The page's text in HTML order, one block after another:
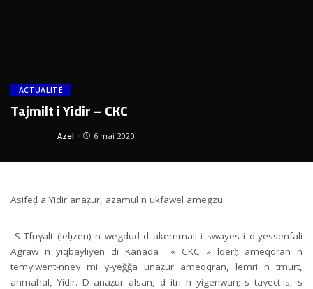
ACTUALITÉ
Tajmilt i Yidir – CKC
Posted
Azel 6 mai 2020
Asifeḍ a Yidir anaẓur, azamul n ukfawel amegzu
S Tfuγalt (leḥzen) n wegdud d akemmali i swayes i d-yessenfali
Agraw n yiqbayliyen di Kanada « CKC » lqerḥ ameqqran n
temγiwent-nneγ mi γ-yeğğa unaẓur ameqqran, lemri n tmurt,
anmahal, Yidir. D anaẓur alsan, d itri n yigenwan; s taγect-is, s